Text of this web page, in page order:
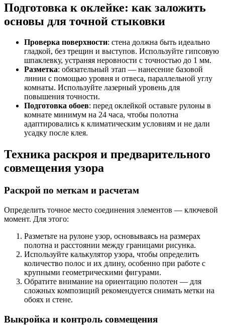
Подготовка к оклейке: как заложить
основы для точной стыковки
Проверка поверхности: стена должна быть идеально
гладкой, без трещин и выступов. Используйте гипсовую
шпаклевку, устраняя неровности с точностью до 1 мм.
Разметка: обязательный этап — нанесение базовой
линии с помощью уровня и отвеса, параллельной углу
комнаты. Используйте лазерный уровень для
повышения точности.
Подготовка обоев: перед оклейкой оставьте рулоны в
комнате минимум на 24 часа, чтобы полотна
адаптировались к климатическим условиям и не дали
усадку после клея.
Техника раскроя и предварительного
совмещения узора
Раскрой по меткам и расчетам
Определить точное место соединения элементов — ключевой
момент. Для этого:
Разметьте на рулоне узор, основываясь на размерах
полотна и расстоянии между границами рисунка.
Используйте калькулятор узора, чтобы определить
количество полос и их длину, особенно при работе с
крупными геометрическими фигурами.
Обратите внимание на ориентацию полотен — для
сложных композиций рекомендуется снимать метки на
обоях и стене.
Выкройка и контроль совмещения